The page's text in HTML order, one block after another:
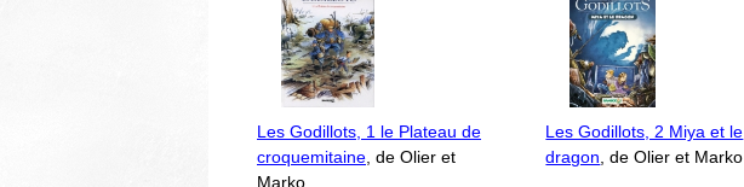
Les Godillots, 1 le Plateau de
croquemitaine , de Olier et
Marko
Les Godillots, 2 Miya et le
dragon , de Olier et Marko